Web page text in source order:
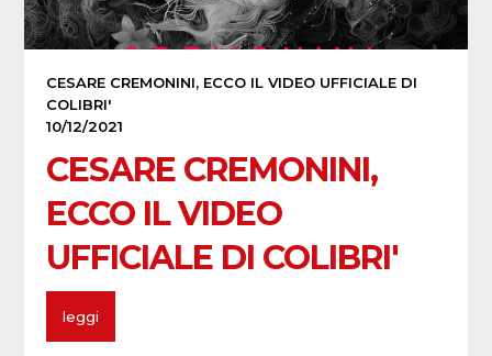
CESARE CREMONINI, ECCO IL VIDEO UFFICIALE DI
COLIBRI'
10/12/2021
CESARE CREMONINI,
ECCO IL VIDEO
UFFICIALE DI COLIBRI'
leggi